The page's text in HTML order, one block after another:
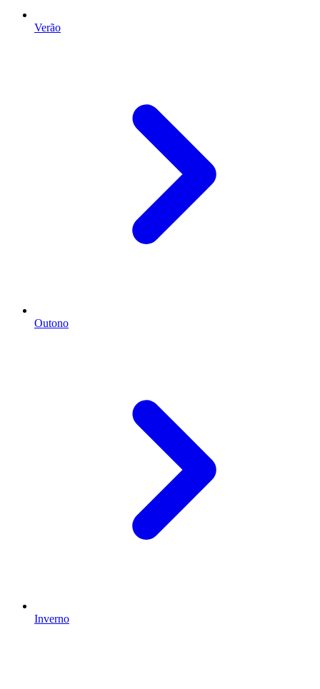
Verão
Outono
Inverno